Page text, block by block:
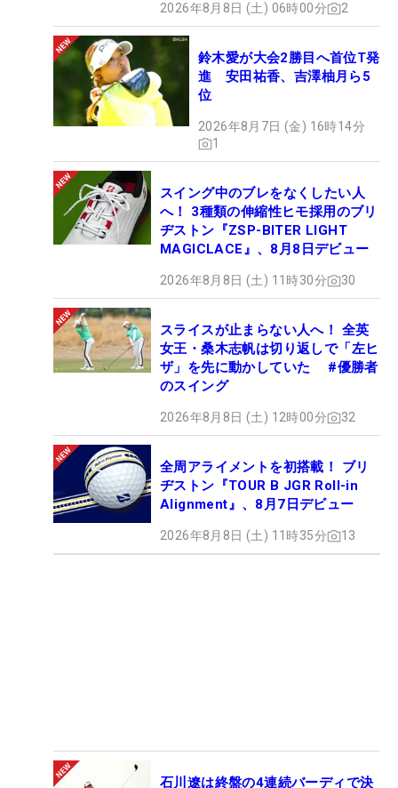
2026年8月8日 (土) 06時00分 2
鈴木愛が大会2勝目へ首位T発
進 安田祐香、吉澤柚月ら5
位
2026年8月7日 (金) 16時14分
1
スイング中のブレをなくしたい人
へ！ 3種類の伸縮性ヒモ採用のブリ
ヂストン『ZSP-BITER LIGHT
MAGICLACE』、8月8日デビュー
2026年8月8日 (土) 11時30分 30
スライスが止まらない人へ！ 全英
女王・桑木志帆は切り返しで「左ヒ
ザ」を先に動かしていた #優勝者
のスイング
2026年8月8日 (土) 12時00分 32
全周アライメントを初搭載！ ブリ
ヂストン『TOUR B JGR Roll-in
Alignment』、8月7日デビュー
2026年8月8日 (土) 11時35分 13
石川遼は終盤の4連続バーディで決